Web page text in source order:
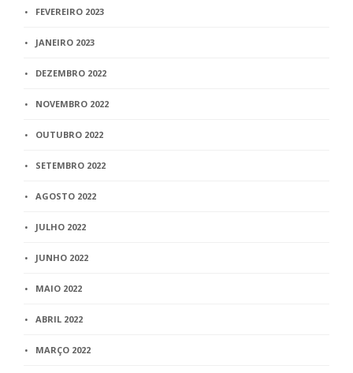
FEVEREIRO 2023
JANEIRO 2023
DEZEMBRO 2022
NOVEMBRO 2022
OUTUBRO 2022
SETEMBRO 2022
AGOSTO 2022
JULHO 2022
JUNHO 2022
MAIO 2022
ABRIL 2022
MARÇO 2022